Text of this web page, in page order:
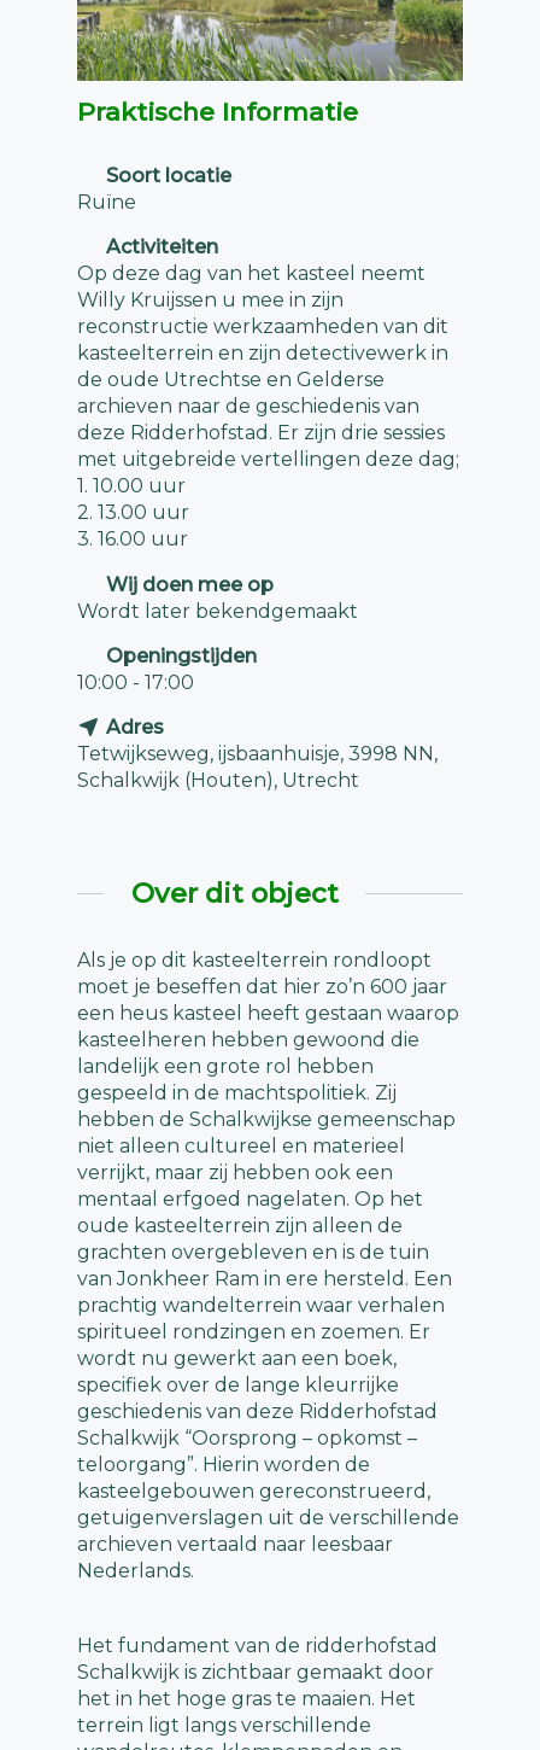
Praktische Informatie
Soort locatie
Ruïne
Activiteiten
Op deze dag van het kasteel neemt
Willy Kruijssen u mee in zijn
reconstructie werkzaamheden van dit
kasteelterrein en zijn detectivewerk in
de oude Utrechtse en Gelderse
archieven naar de geschiedenis van
deze Ridderhofstad. Er zijn drie sessies
met uitgebreide vertellingen deze dag;
1. 10.00 uur
2. 13.00 uur
3. 16.00 uur
Wij doen mee op
Wordt later bekendgemaakt
Openingstijden
10:00 - 17:00
Adres
Tetwijkseweg, ijsbaanhuisje, 3998 NN,
Schalkwijk (Houten), Utrecht
Over dit object
Als je op dit kasteelterrein rondloopt
moet je beseffen dat hier zo’n 600 jaar
een heus kasteel heeft gestaan waarop
kasteelheren hebben gewoond die
landelijk een grote rol hebben
gespeeld in de machtspolitiek. Zij
hebben de Schalkwijkse gemeenschap
niet alleen cultureel en materieel
verrijkt, maar zij hebben ook een
mentaal erfgoed nagelaten. Op het
oude kasteelterrein zijn alleen de
grachten overgebleven en is de tuin
van Jonkheer Ram in ere hersteld. Een
prachtig wandelterrein waar verhalen
spiritueel rondzingen en zoemen. Er
wordt nu gewerkt aan een boek,
specifiek over de lange kleurrijke
geschiedenis van deze Ridderhofstad
Schalkwijk “Oorsprong – opkomst –
teloorgang”. Hierin worden de
kasteelgebouwen gereconstrueerd,
getuigenverslagen uit de verschillende
archieven vertaald naar leesbaar
Nederlands.
Het fundament van de ridderhofstad
Schalkwijk is zichtbaar gemaakt door
het in het hoge gras te maaien. Het
terrein ligt langs verschillende